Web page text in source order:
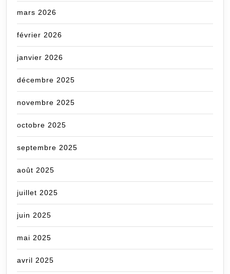
mars 2026
février 2026
janvier 2026
décembre 2025
novembre 2025
octobre 2025
septembre 2025
août 2025
juillet 2025
juin 2025
mai 2025
avril 2025